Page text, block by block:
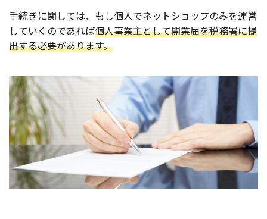
手続きに関しては、もし個人でネットショップのみを運営
していくのであれば個人事業主として開業届を税務署に提
出する必要があります。